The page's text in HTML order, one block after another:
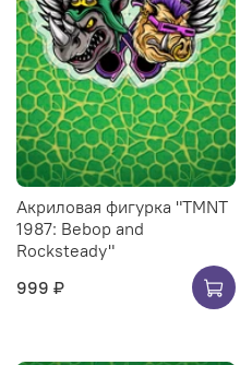
Акриловая фигурка "TMNT
1987: Bebop and
Rocksteady"
999 ₽